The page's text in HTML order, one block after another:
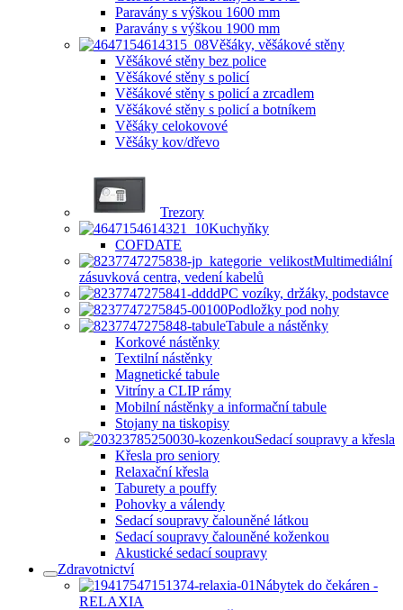
Paravány s výškou 1600 mm
Paravány s výškou 1900 mm
Věšáky, věšákové stěny
Věšákové stěny bez police
Věšákové stěny s policí
Věšákové stěny s policí a zrcadlem
Věšákové stěny s policí a botníkem
Věšáky celokovové
Věšáky kov/dřevo
Trezory
Kuchyňky
COFDATE
Multimediální
zásuvková centra, vedení kabelů
PC vozíky, držáky, podstavce
Podložky pod nohy
Tabule a nástěnky
Korkové nástěnky
Textilní nástěnky
Magnetické tabule
Vitríny a CLIP rámy
Mobilní nástěnky a informační tabule
Stojany na tiskopisy
Sedací soupravy a křesla
Křesla pro seniory
Relaxační křesla
Taburety a pouffy
Pohovky a válendy
Sedací soupravy čalouněné látkou
Sedací soupravy čalouněné koženkou
Akustické sedací soupravy
Zdravotnictví
Nábytek do čekáren -
RELAXIA